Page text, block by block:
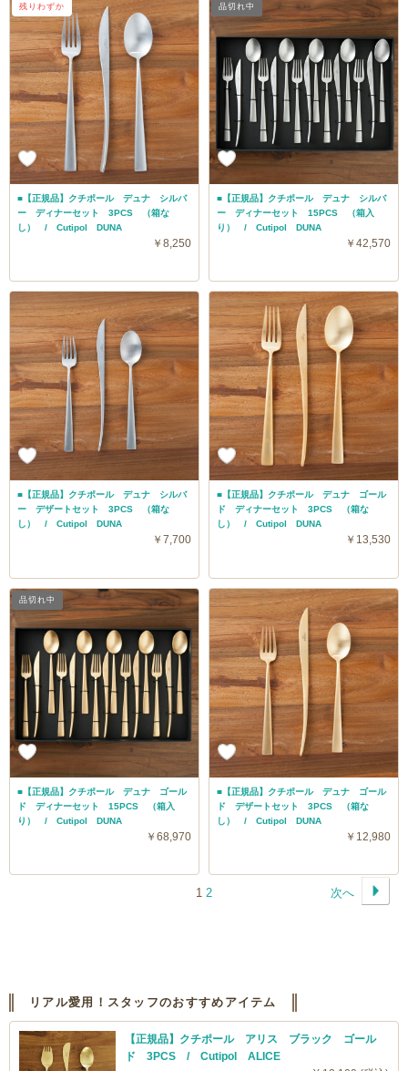
■【正規品】クチポール デュナ シルバ
ー ディナーセット 3PCS （箱な
し） / Cutipol DUNA
￥8,250
残りわずか
■【正規品】クチポール デュナ シルバ
ー ディナーセット 15PCS （箱入
り） / Cutipol DUNA
￥42,570
送料無料
品切れ中
■【正規品】クチポール デュナ シルバ
ー デザートセット 3PCS （箱な
し） / Cutipol DUNA
￥7,700
■【正規品】クチポール デュナ ゴール
ド ディナーセット 3PCS （箱な
し） / Cutipol DUNA
￥13,530
■【正規品】クチポール デュナ ゴール
ド ディナーセット 15PCS （箱入
り） / Cutipol DUNA
￥68,970
送料無料
品切れ中
■【正規品】クチポール デュナ ゴール
ド デザートセット 3PCS （箱な
し） / Cutipol DUNA
￥12,980
1 2 次へ
リアル愛用！スタッフのおすすめアイテム
【正規品】クチポール アリス ブラック ゴール
ド 3PCS / Cutipol ALICE